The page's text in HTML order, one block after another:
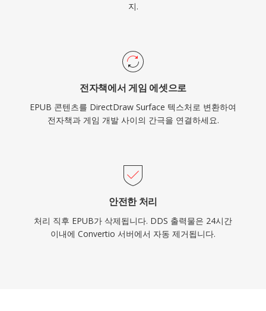
지.
전자책에서 게임 에셋으로
EPUB 콘텐츠를 DirectDraw Surface 텍스처로 변환하여
전자책과 게임 개발 사이의 간극을 연결하세요.
안전한 처리
처리 직후 EPUB가 삭제됩니다. DDS 출력물은 24시간
이내에 Convertio 서버에서 자동 제거됩니다.